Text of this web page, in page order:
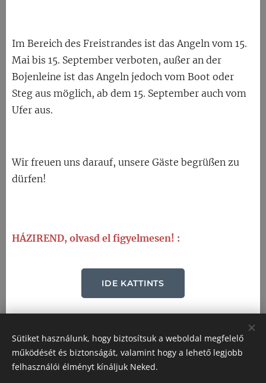
Im Bereich des Freistrandes ist das Angeln vom 15.
Mai bis 15. September verboten, außer an der
Bojenleine ist das Angeln jedoch vom Boot oder
Steg aus möglich, ab dem 15. September auch vom
Ufer aus.
Wir freuen uns darauf, unsere Gäste begrüßen zu
dürfen!
HÁZIREND, olvasd el figyelmesen! :
IDE KATTINTS
© 2025 📍 8630 Balatonboglár, Radnóti M. u. 12.
📧 evalak.hu@gmail.com
Sütiket használunk, hogy biztosítsuk a weboldal megfelelő
működését és biztonságát, valamint hogy a lehető legjobb
felhasználói élményt kínáljuk Neked.